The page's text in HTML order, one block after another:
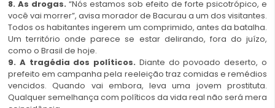
8. As drogas. “Nós estamos sob efeito de forte psicotrópico, e
você vai morrer”, avisa morador de Bacurau a um dos visitantes.
Todos os habitantes ingerem um comprimido, antes da batalha.
Um território onde parece se estar delirando, fora do juízo,
como o Brasil de hoje.
9. A tragédia dos políticos. Diante do povoado deserto, o
prefeito em campanha pela reeleição traz comidas e remédios
vencidos. Quando vai embora, leva uma jovem prostituta.
Qualquer semelhança com políticos da vida real não será mera